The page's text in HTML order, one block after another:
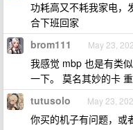
功耗高又不耗我家电，
合下班回家
brom111 May 23,
我感觉 mbp 也是有类
一下。 莫名其妙的卡
tutusolo May 23,
你买的机子有问题，或